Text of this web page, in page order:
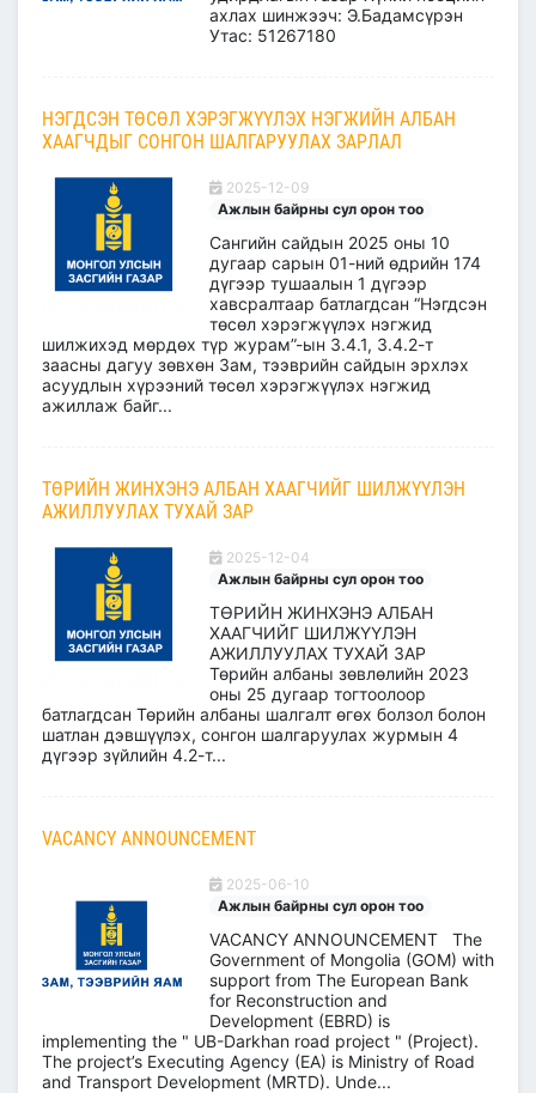
ахлах шинжээч: Э.Бадамсүрэн
Утас: 51267180
НЭГДСЭН ТӨСӨЛ ХЭРЭГЖҮҮЛЭХ НЭГЖИЙН АЛБАН
ХААГЧДЫГ СОНГОН ШАЛГАРУУЛАХ ЗАРЛАЛ
2025-12-09
Ажлын байрны сул орон тоо
Сангийн сайдын 2025 оны 10
дугаар сарын 01-ний өдрийн 174
дүгээр тушаалын 1 дүгээр
хавсралтаар батлагдсан “Нэгдсэн
төсөл хэрэгжүүлэх нэгжид
шилжихэд мөрдөх түр журам”-ын 3.4.1, 3.4.2-т
заасны дагуу зөвхөн Зам, тээврийн сайдын эрхлэх
асуудлын хүрээний төсөл хэрэгжүүлэх нэгжид
ажиллаж байг...
ТӨРИЙН ЖИНХЭНЭ АЛБАН ХААГЧИЙГ ШИЛЖҮҮЛЭН
АЖИЛЛУУЛАХ ТУХАЙ ЗАР
2025-12-04
Ажлын байрны сул орон тоо
ТӨРИЙН ЖИНХЭНЭ АЛБАН
ХААГЧИЙГ ШИЛЖҮҮЛЭН
АЖИЛЛУУЛАХ ТУХАЙ ЗАР
Төрийн албаны зөвлөлийн 2023
оны 25 дугаар тогтоолоор
батлагдсан Төрийн албаны шалгалт өгөх болзол болон
шатлан дэвшүүлэх, сонгон шалгаруулах журмын 4
дүгээр зүйлийн 4.2-т...
VACANCY ANNOUNCEMENT
2025-06-10
Ажлын байрны сул орон тоо
VACANCY ANNOUNCEMENT The
Government of Mongolia (GOM) with
support from The European Bank
for Reconstruction and
Development (EBRD) is
implementing the " UB-Darkhan road project " (Project).
The project’s Executing Agency (EA) is Ministry of Road
and Transport Development (MRTD). Unde...